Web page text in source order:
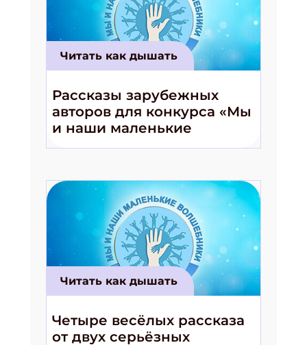
Читать как дышать
Рассказы зарубежных
авторов для конкурса «Мы
и наши маленькие
волшебники!»
Читать как дышать
Четыре весёлых рассказа
от двух серьёзных